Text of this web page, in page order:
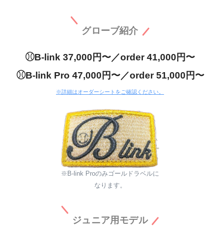
グローブ紹介
⚾︎B-link 37,000円〜／order 41,000円〜
⚾︎B-link Pro 47,000円〜／order 51,000円〜
※詳細はオーダーシートをご確認ください。
※B-link Proのみゴールドラベルに
なります。
ジュニア用モデル